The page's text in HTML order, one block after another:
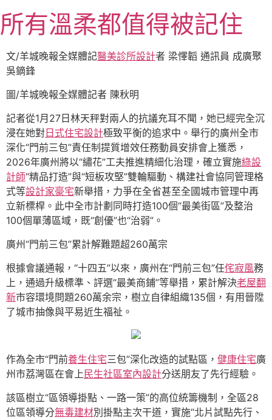
至
主
要
內
所有溫柔都值得被記住
文/羊城晚報全媒體記醫美診所設計者 梁懌韜 通訊員 成廣聚
吳鏑鋒
圖/羊城晚報全媒體記者 陳秋明
記者從1月27日林天秤對兩人的抗議充耳不聞，她已經完全沉
浸在她對 日式住宅設計極致平衡的追求中。舉行的廣州全市
深化“門前三包”責任制提質增效任務動員安排會上獲悉，
2026年廣州將以“繡花”工夫推進精細化治理，確立實施綠設
計師“精品打造”與“短板攻堅”雙輪驅動、構建社會協同管理格
式等設計家豪宅新舉措，力爭在全省甚至全國城市管理中再
立新標桿。此中全市計劃同時打造100個“最美街區”及整治
100個單薄區域，既“創優”也“治弱”。
廣州“門前三包”累計解難題超260萬宗
根據會議通報，“十四五”以來，廣州在“門前三包”任侘寂風務
上，通過升級標準、評選“最美商鋪”等舉措，累計解決老屋翻
新市容環境問題260萬余宗，樹立自律組織135個，有用晉陞
了城市抽像與平易近生福祉。
作為全市“門前養生住宅三包”深化改造的試點區， 健康住宅廣
州市荔灣區在會上 民生社區室內設計分送朋友了先行經驗。
該區樹立“區領導掛點、一路一策”的高位統籌機制，全區28
位區領導分無毒建材別掛點主次干道，實施“北片試點先行、